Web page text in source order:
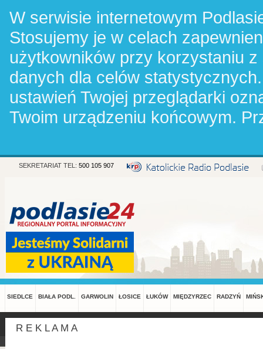
W serwisie internetowym
Stosujemy je w celach
użytkowników przy korzystaniu
danych dla celów
ustawień Twojej przeglądarki
Twoim urządzeniu końcowym.
SEKRETARIAT TEL: 500 105 907
SIEDLCE BIAŁA PODL. GARWOLIN ŁOSICE ŁUKÓW MIĘDZYRZEC RADZYŃ
R E K L A M A